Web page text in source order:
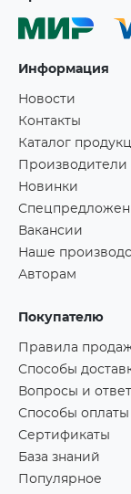
Информация
Новости
Контакты
Каталог
Производители
Новинки
Вакансии
Наше
Авторам
Покупателю
Правила
Способы
Вопросы и
Способы оплаты
Сертификаты
База знаний
Популярное